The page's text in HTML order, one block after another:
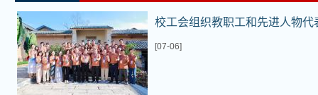
校工会组织教职工和先进人物
[07-06]